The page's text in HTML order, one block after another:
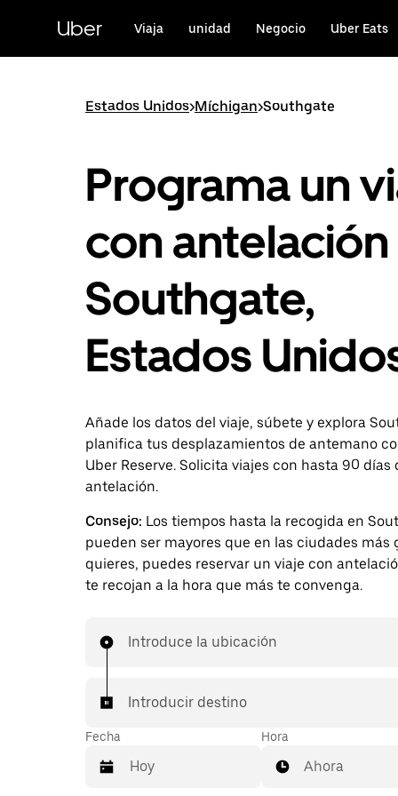
contenido
principal
Uber Viaja unidad Negocio Uber Eats
Estados Unidos>Míchigan>Southgate
Programa un
con antelación
Southgate,
Estados
Añade los datos del viaje, súbete y explora
planifica tus desplazamientos de antemano
Uber Reserve. Solicita viajes con hasta 90 días
antelación.
Consejo: Los tiempos hasta la recogida en
pueden ser mayores que en las ciudades más
quieres, puedes reservar un viaje con
te recojan a la hora que más te convenga.
Introduce la ubicación
Introducir destino
Fecha Hora
Ahora